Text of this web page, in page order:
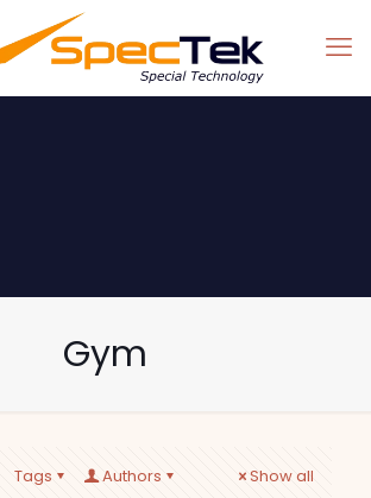
Gym
Tags Authors Show all